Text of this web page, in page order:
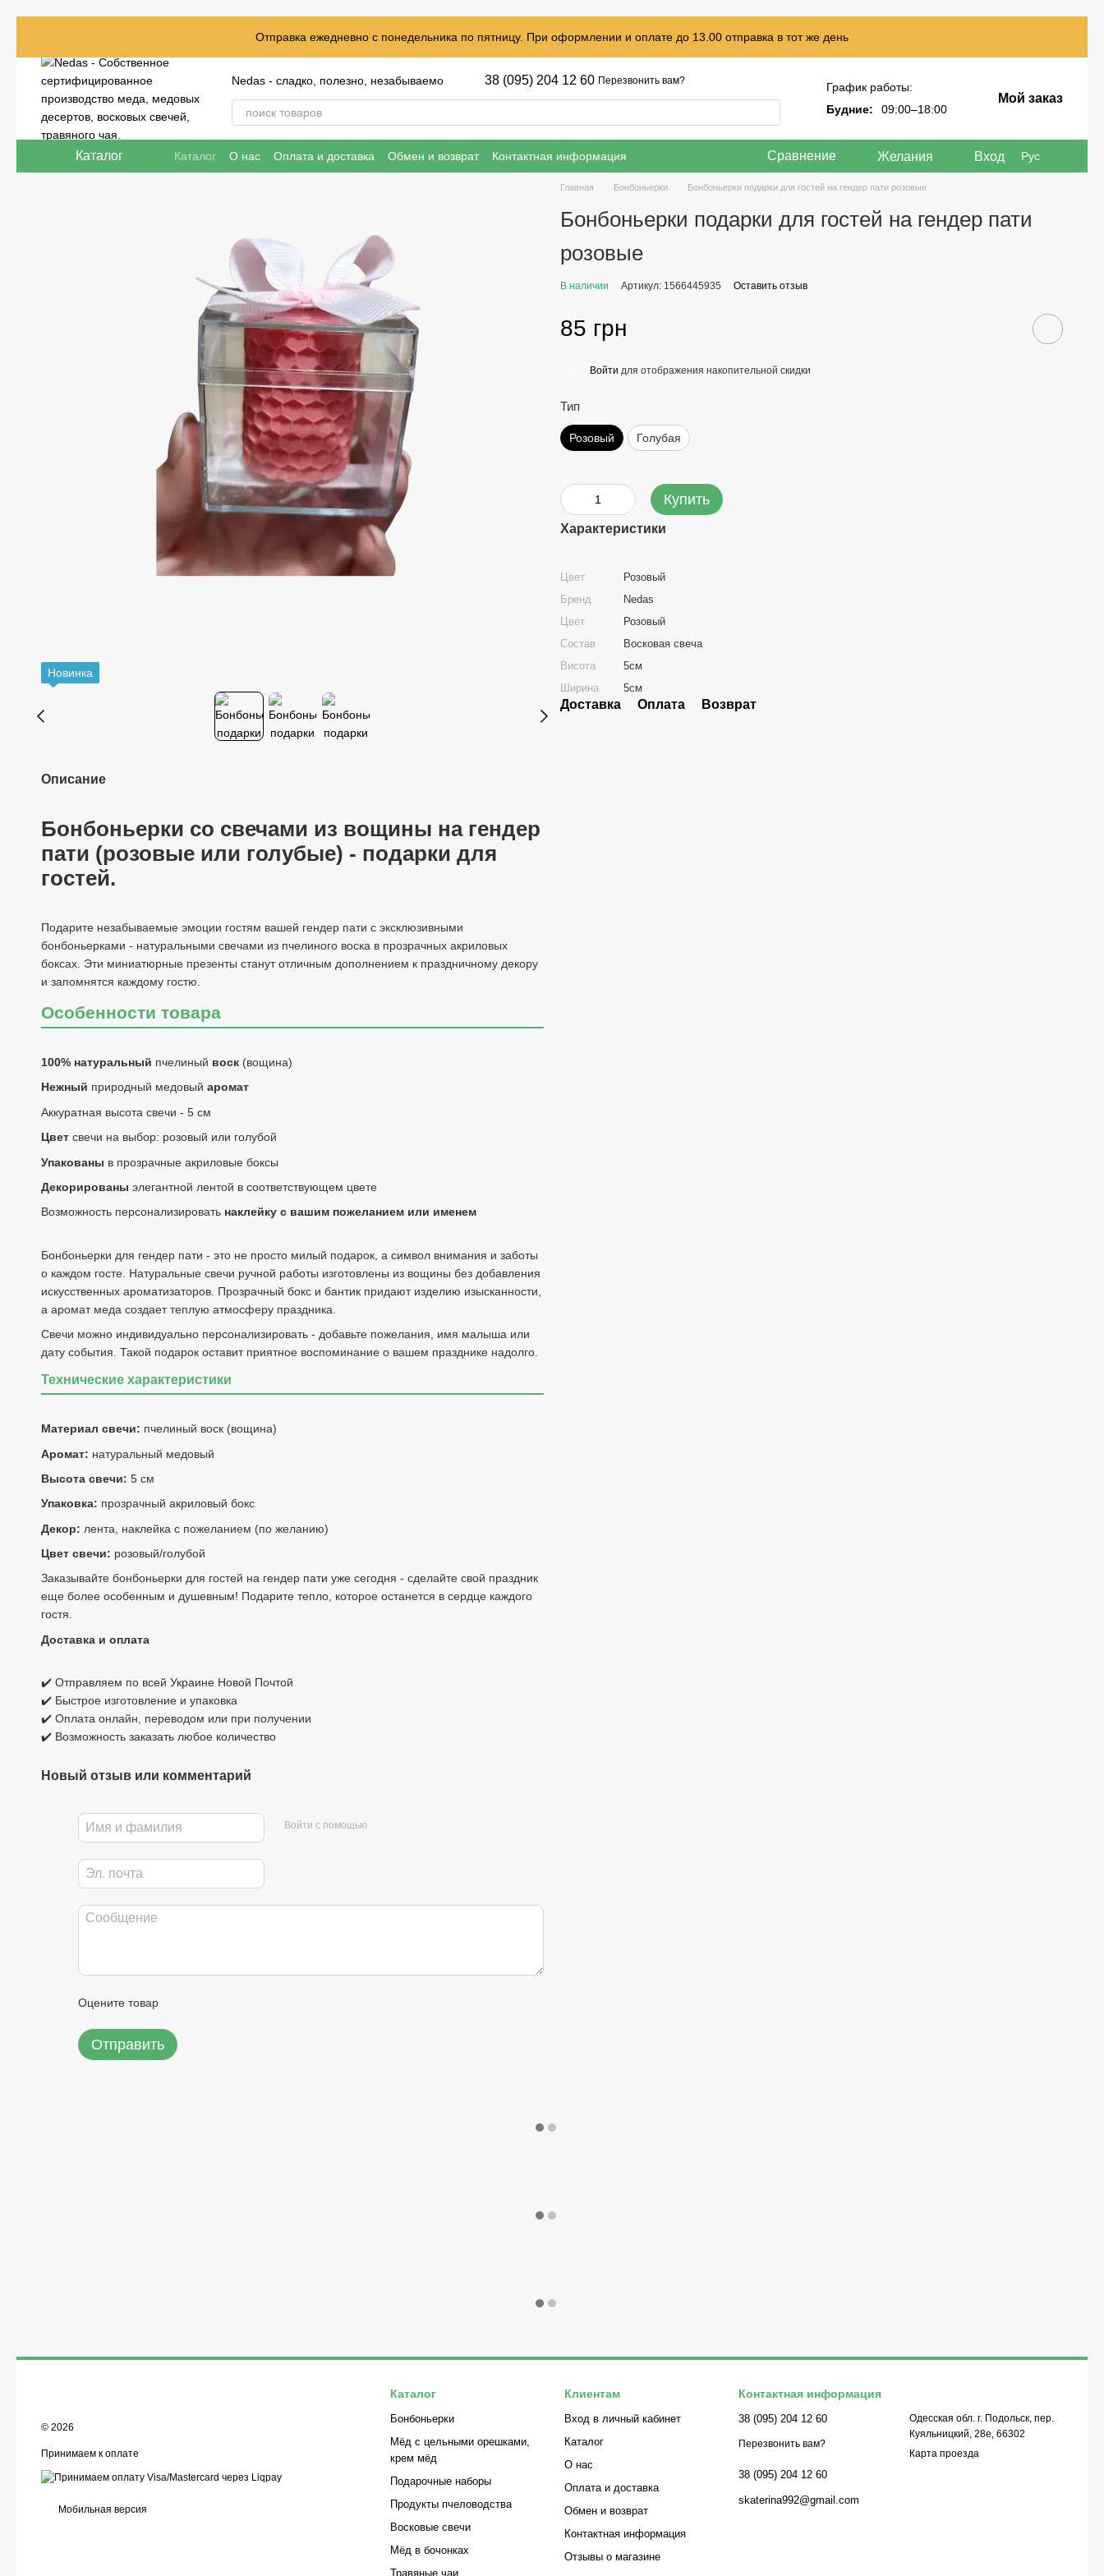
Отправка ежедневно с понедельника по пятницу. При оформлении и оплате до 13.00 отправка в тот же день
Nedas - сладко, полезно, незабываемо 38 (095) 204 12 60 Перезвонить вам?
График работы:
Будние:
09:00–18:00
Мой заказ
Каталог Каталог О нас Оплата и доставка Обмен и возврат
Контактная информация
Отзывы о магазине
Сравнение Желания Вход Рус
Новинка
Описание
Бонбоньерки со свечами из вощины на гендер
пати (розовые или голубые) - подарки для
гостей.
Подарите незабываемые эмоции гостям вашей гендер пати с эксклюзивными
бонбоньерками - натуральными свечами из пчелиного воска в прозрачных акриловых
боксах. Эти миниатюрные презенты станут отличным дополнением к праздничному декору
и запомнятся каждому гостю.
Особенности товара
100% натуральный пчелиный воск (вощина)
Нежный природный медовый аромат
Аккуратная высота свечи - 5 см
Цвет свечи на выбор: розовый или голубой
Упакованы в прозрачные акриловые боксы
Декорированы элегантной лентой в соответствующем цвете
Возможность персонализировать наклейку с вашим пожеланием или именем
Бонбоньерки для гендер пати - это не просто милый подарок, а символ внимания и заботы
о каждом госте. Натуральные свечи ручной работы изготовлены из вощины без добавления
искусственных ароматизаторов. Прозрачный бокс и бантик придают изделию изысканности,
а аромат меда создает теплую атмосферу праздника.
Свечи можно индивидуально персонализировать - добавьте пожелания, имя малыша или
дату события. Такой подарок оставит приятное воспоминание о вашем празднике надолго.
Технические характеристики
Материал свечи: пчелиный воск (вощина)
Аромат: натуральный медовый
Высота свечи: 5 см
Упаковка: прозрачный акриловый бокс
Декор: лента, наклейка с пожеланием (по желанию)
Цвет свечи: розовый/голубой
Заказывайте бонбоньерки для гостей на гендер пати уже сегодня - сделайте свой праздник
еще более особенным и душевным! Подарите тепло, которое останется в сердце каждого
гостя.
Доставка и оплата
✔️ Отправляем по всей Украине Новой Почтой
✔️ Быстрое изготовление и упаковка
✔️ Оплата онлайн, переводом или при получении
✔️ Возможность заказать любое количество
Новый отзыв или комментарий
Войти с помощью
Оцените товар
Отправить
Главная Бонбоньерки Бонбоньерки подарки для гостей на гендер пати розовые
Бонбоньерки подарки для гостей на гендер пати
розовые
В наличии Артикул: 1566445935 Оставить отзыв
85 грн
Войти для отображения накопительной скидки
Тип
Розовый Голубая
Купить
Характеристики
Цвет
Розовый
Бренд
Nedas
Цвет
Розовый
Состав
Восковая свеча
Висота
5см
Ширина
5см
Доставка Оплата Возврат
© 2026
Принимаем к оплате
Мобильная версия
Каталог
Бонбоньерки
Мёд с цельными орешками,
крем мёд
Подарочные наборы
Продукты пчеловодства
Восковые свечи
Мёд в бочонках
Травяные чаи
Клиентам
Вход в личный кабинет
Каталог
О нас
Оплата и доставка
Обмен и возврат
Контактная информация
Отзывы о магазине
Контактная информация
38 (095) 204 12 60
Перезвонить вам?
38 (095) 204 12 60
skaterina992@gmail.com
Одесская обл. г. Подольск, пер.
Куяльницкий, 28е, 66302
Карта проезда